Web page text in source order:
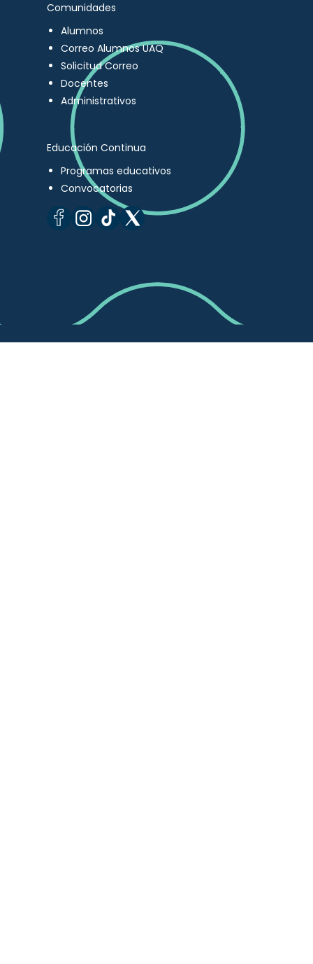
Comunidades
Alumnos
Correo Alumnos UAQ
Solicitud Correo
Docentes
Administrativos
Educación Continua
Programas educativos
Convocatorias